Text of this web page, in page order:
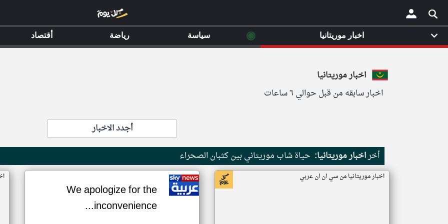
×
اخبار موريتانيا
اخبار سابقه من قبل حوالي ٦ ساعات
أجدد الاخبار
أخراخبار موريتانيا: حياة شاب موريتاني بين كثبان الصحراء
اخبار موريتانيا من سي ان ان عربي
We apologize for the
inconvenience...
اخبار موريتانيا ◉ سياسة رياضة أقتصاد